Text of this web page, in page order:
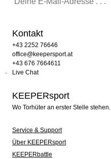
Kontakt
+43 2252 76646
office@keepersport.at
+43 676 7664611
Live Chat
KEEPERsport
Wo Torhüter an erster Stelle stehen.
Service & Support
Über KEEPERsport
KEEPERbattle